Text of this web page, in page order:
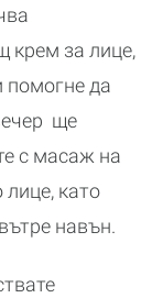
крем за лице,
помогне да
ще
с масаж на
лице, като
навън.